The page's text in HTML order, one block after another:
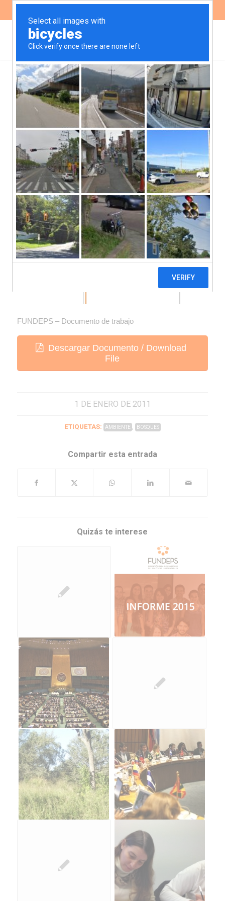
Balance del proceso de
reglamentación de la ley
nacional de protección de
bosques nativos en la
Provincia de Córdoba. ¿Y
ahora qué? – Enero 2011
FUNDEPS – Documento de trabajo
Descargar Documento / Download
File
1 DE ENERO DE 2011
ETIQUETAS: AMBIENTE , BOSQUES
Compartir esta entrada
Quizás te interese